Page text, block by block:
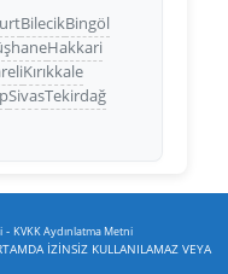
BilecikBingöl
Hakkari
Kırıkkale
SivasTekirdağ
- KVKK Aydınlatma Metni
İZİNSİZ KULLANILAMAZ VEYA